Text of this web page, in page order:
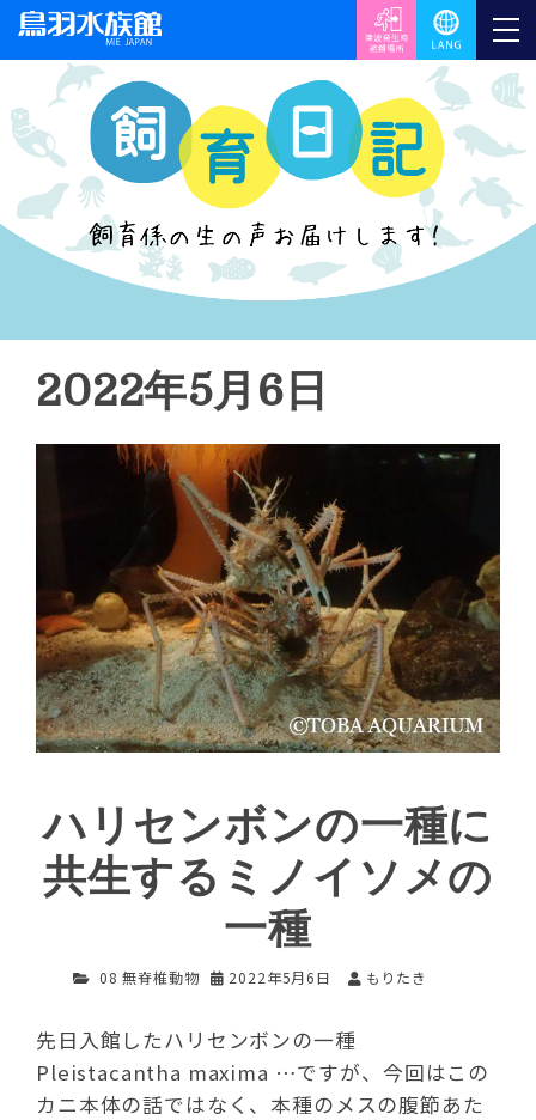
2022年5月6日
ハリセンボンの一種に
共生するミノイソメの
一種
08 無脊椎動物 2022年5月6日 もりたき
先日入館したハリセンボンの一種
Pleistacantha maxima …ですが、今回はこの
カニ本体の話ではなく、本種のメスの腹節あた